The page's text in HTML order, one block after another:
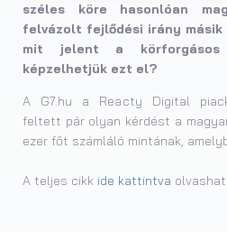
széles köre hasonlóan
felvázolt fejlődési irány másik
mit jelent a körforgásos
képzelhetjük ezt el?
A G7.hu a Reacty Digital
feltett pár olyan kérdést a
ezer főt számláló mintának,
A teljes cikk ide kattintva